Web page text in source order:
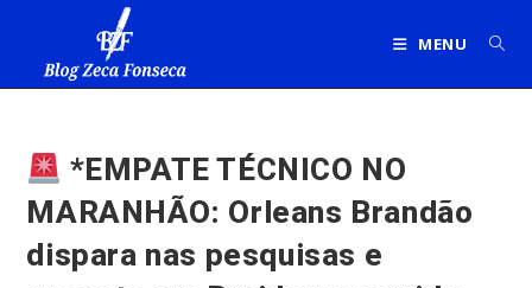
MENU
*EMPATE TÉCNICO NO
MARANHÃO: Orleans Brandão
dispara nas pesquisas e